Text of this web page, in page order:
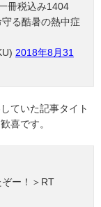
冊税込み1404
る酷暑の熱中症
2018年8月31
ていた記事タイト
喜です。
ぞー！＞RT